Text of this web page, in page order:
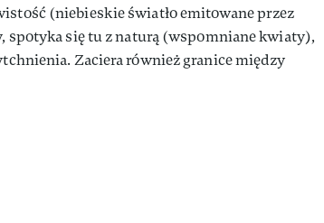
(niebieskie światło emitowane przez
spotyka się tu z naturą (wspomniane kwiaty),
Zaciera również granice między